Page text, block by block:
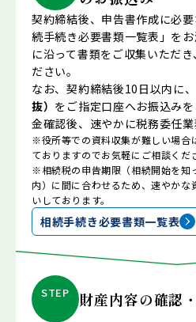
契約締結後、申告書作成に必
続手続き必要書類一覧表」を
に沿って書類をご収集いただ
ださい。
なお、契約締結後10日以内に
抜） をご指定口座へお振込み
金確認後、速やかに税務委任業
※役所等での資料収集が難しい場合
ておりますのでお気軽にご相談くだ
※相続税の申告期限（相続開始を知
内）に間に合わせるため、速やかな
いしております。
相続手続き必要書類一覧表
STEP 財産内容の確認